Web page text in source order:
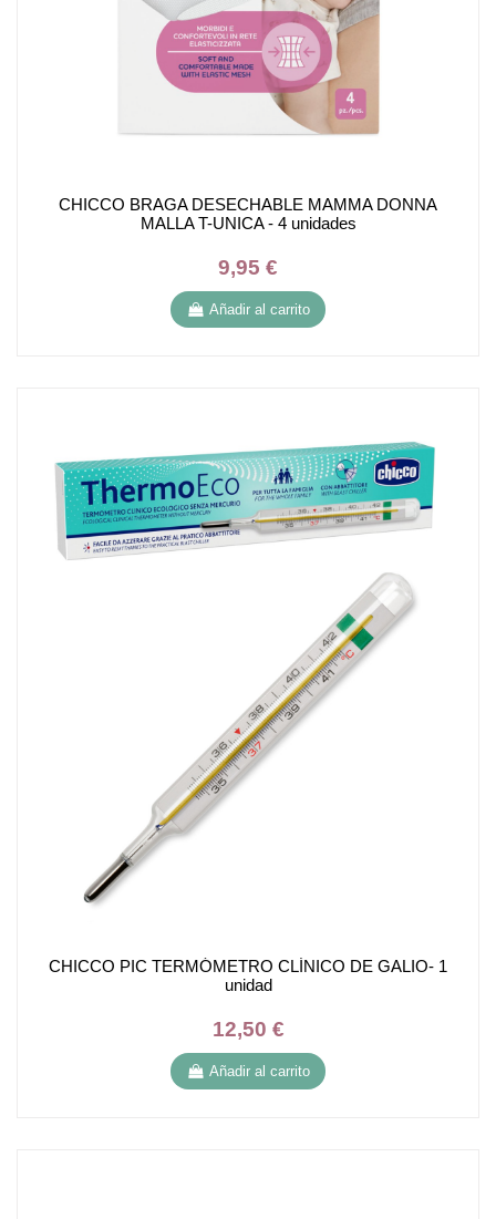
CHICCO BRAGA DESECHABLE MAMMA DONNA
MALLA T-UNICA - 4 unidades
9,95 €
Añadir al carrito
CHICCO PIC TERMÓMETRO CLÍNICO DE GALIO- 1
unidad
12,50 €
Añadir al carrito